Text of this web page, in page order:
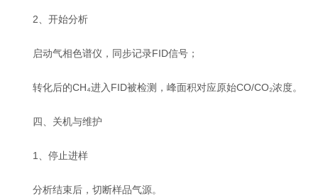
2、开始分析
启动气相色谱仪，同步记录FID信号；
转化后的CH₄进入FID被检测，峰面积对应原始CO/CO₂浓度。
四、关机与维护
1、停止进样
分析结束后，切断样品气源。